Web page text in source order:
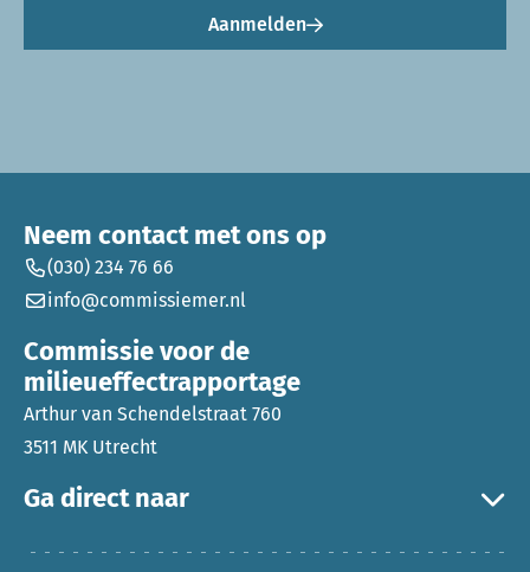
Aanmelden
Ga direct naar
Neem contact met ons op
(030) 234 76 66
info@commissiemer.nl
Commissie voor de
milieueffectrapportage
Arthur van Schendelstraat 760
3511 MK Utrecht